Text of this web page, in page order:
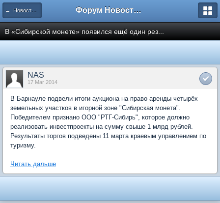
← Новости рынка недвижимости Форум Новостройки
В «Сибирской монете» появился ещё один рез...
NAS
17 Mar 2014
В Барнауле подвели итоги аукциона на право аренды четырёх
земельных участков в игорной зоне "Сибирская монета".
Победителем признано ООО "РТГ-Сибирь", которое должно
реализовать инвестпроекты на сумму свыше 1 млрд рублей.
Результаты торгов подведены 11 марта краевым управлением по
туризму.
Читать дальше